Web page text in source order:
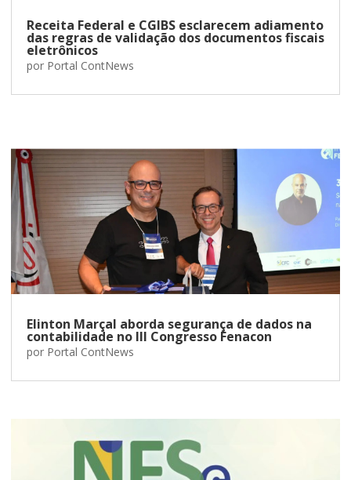
Receita Federal e CGIBS esclarecem adiamento
das regras de validação dos documentos fiscais
eletrônicos
por Portal ContNews
Elinton Marçal aborda segurança de dados na
contabilidade no III Congresso Fenacon
por Portal ContNews